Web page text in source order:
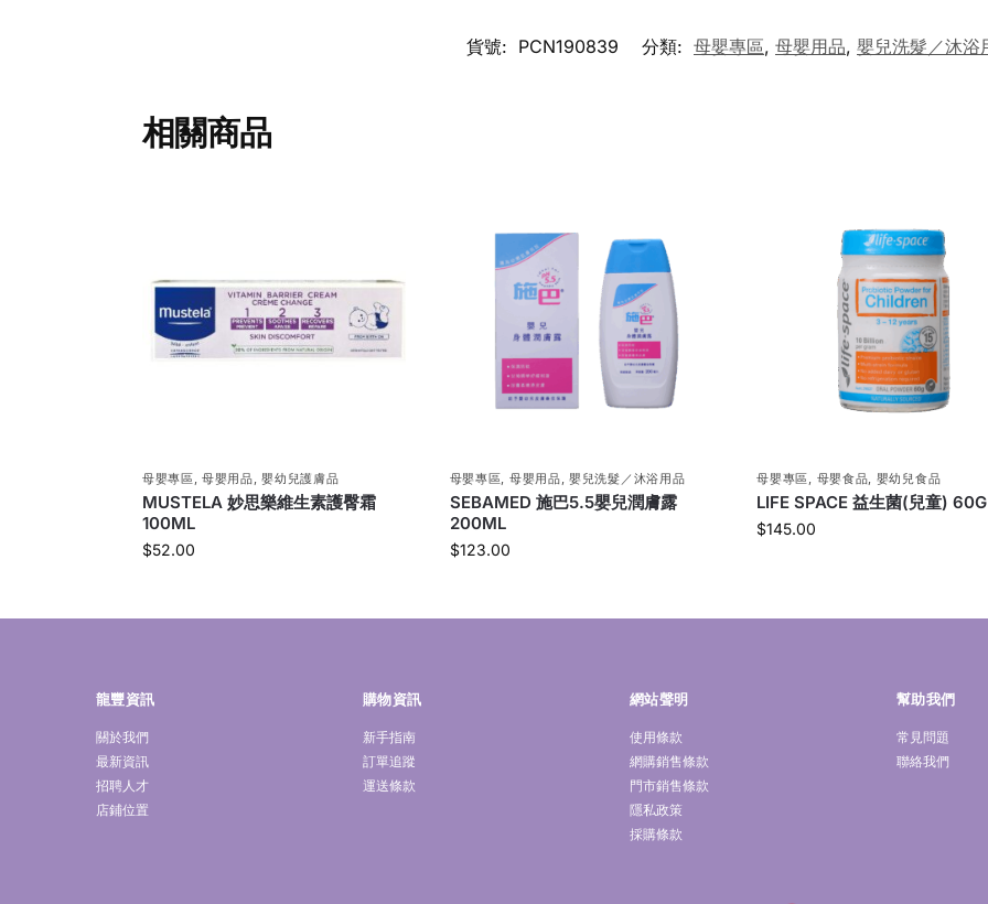
貨號: PCN190839 分類: 母嬰專區, 母嬰用品, 嬰兒洗髮／沐浴
相關商品
母嬰專區,母嬰用品,嬰幼兒護膚品
MUSTELA 妙思樂維生素護臀霜
100ML
$52.00
母嬰專區, 母嬰用品,嬰兒洗髮／沐浴用品
SEBAMED 施巴5.5嬰兒潤膚露
200ML
$123.00
母嬰專區, 母嬰食品, 嬰幼兒食品
LIFE SPACE 益生菌(兒童) 60G
$145.00
龍豐資訊
關於我們
最新資訊
招聘人才
店鋪位置
購物資訊
新手指南
訂單追蹤
運送條款
網站聲明
使用條款
網購銷售條款
門市銷售條款
隱私政策
採購條款
幫助我們
常見問題
聯絡我們